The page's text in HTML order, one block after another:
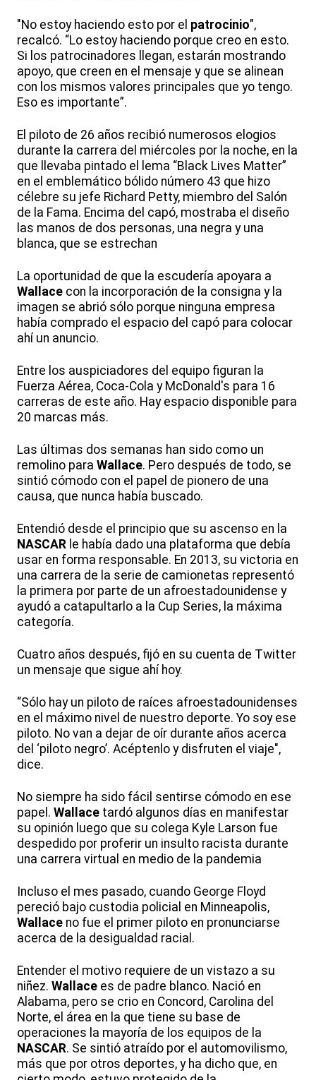
"No estoy haciendo esto por el patrocinio",
recalcó. “Lo estoy haciendo porque creo en esto.
Si los patrocinadores llegan, estarán mostrando
apoyo, que creen en el mensaje y que se alinean
con los mismos valores principales que yo tengo.
Eso es importante”.
El piloto de 26 años recibió numerosos elogios
durante la carrera del miércoles por la noche, en la
que llevaba pintado el lema “Black Lives Matter”
en el emblemático bólido número 43 que hizo
célebre su jefe Richard Petty, miembro del Salón
de la Fama. Encima del capó, mostraba el diseño
las manos de dos personas, una negra y una
blanca, que se estrechan
La oportunidad de que la escudería apoyara a
Wallace con la incorporación de la consigna y la
imagen se abrió sólo porque ninguna empresa
había comprado el espacio del capó para colocar
ahí un anuncio.
Entre los auspiciadores del equipo figuran la
Fuerza Aérea, Coca-Cola y McDonald's para 16
carreras de este año. Hay espacio disponible para
20 marcas más.
Las últimas dos semanas han sido como un
remolino para Wallace. Pero después de todo, se
sintió cómodo con el papel de pionero de una
causa, que nunca había buscado.
Entendió desde el principio que su ascenso en la
NASCAR le había dado una plataforma que debía
usar en forma responsable. En 2013, su victoria en
una carrera de la serie de camionetas representó
la primera por parte de un afroestadounidense y
ayudó a catapultarlo a la Cup Series, la máxima
categoría.
Cuatro años después, fijó en su cuenta de Twitter
un mensaje que sigue ahí hoy.
“Sólo hay un piloto de raíces afroestadounidenses
en el máximo nivel de nuestro deporte. Yo soy ese
piloto. No van a dejar de oír durante años acerca
del ‘piloto negro’. Acéptenlo y disfruten el viaje",
dice.
No siempre ha sido fácil sentirse cómodo en ese
papel. Wallace tardó algunos días en manifestar
su opinión luego que su colega Kyle Larson fue
despedido por proferir un insulto racista durante
una carrera virtual en medio de la pandemia
Incluso el mes pasado, cuando George Floyd
pereció bajo custodia policial en Minneapolis,
Wallace no fue el primer piloto en pronunciarse
acerca de la desigualdad racial.
Entender el motivo requiere de un vistazo a su
niñez. Wallace es de padre blanco. Nació en
Alabama, pero se crio en Concord, Carolina del
Norte, el área en la que tiene su base de
operaciones la mayoría de los equipos de la
NASCAR. Se sintió atraído por el automovilismo,
más que por otros deportes, y ha dicho que, en